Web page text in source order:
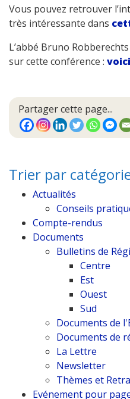
Vous pouvez retrouver
très intéressante dans
L’abbé Bruno
sur cette conférence :
Partager cette page...
Trier par
Actualités
Conseils
Compte-rendus
Documents
Bulletins de
Centre
Est
Ouest
Sud
Documents de
Documents de
La Lettre
Newsletter
Thèmes et
Evénement pour